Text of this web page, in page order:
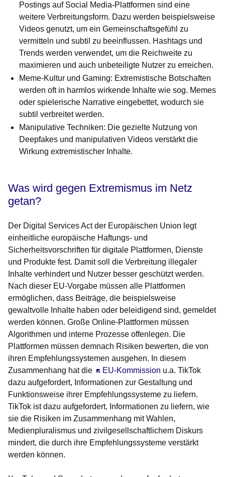
Postings auf Social Media-Plattformen sind eine
weitere Verbreitungsform. Dazu werden beispielsweise
Videos genutzt, um ein Gemeinschaftsgefühl zu
vermitteln und subtil zu beeinflussen. Hashtags und
Trends werden verwendet, um die Reichweite zu
maximieren und auch unbeteiligte Nutzer zu erreichen.
Meme-Kultur und Gaming: Extremistische Botschaften
werden oft in harmlos wirkende Inhalte wie sog. Memes
oder spielerische Narrative eingebettet, wodurch sie
subtil verbreitet werden.
Manipulative Techniken: Die gezielte Nutzung von
Deepfakes und manipulativen Videos verstärkt die
Wirkung extremistischer Inhalte.
Was wird gegen Extremismus im Netz
getan?
Der Digital Services Act der Europäischen Union legt
einheitliche europäische Haftungs- und
Sicherheitsvorschriften für digitale Plattformen, Dienste
und Produkte fest. Damit soll die Verbreitung illegaler
Inhalte verhindert und Nutzer besser geschützt werden.
Nach dieser EU-Vorgabe müssen alle Plattformen
ermöglichen, dass Beiträge, die beispielsweise
gewaltvolle Inhalte haben oder beleidigend sind, gemeldet
werden können. Große Online-Plattformen müssen
Algorithmen und interne Prozesse offenlegen. Die
Plattformen müssen demnach Risiken bewerten, die von
ihren Empfehlungssystemen ausgehen. In diesem
Zusammenhang hat die
EU-Kommission
Öffnet sich in einem neuen Fenster
u.a. TikTok
dazu aufgefordert, Informationen zur Gestaltung und
Funktionsweise ihrer Empfehlungssysteme zu liefern.
TikTok ist dazu aufgefordert, Informationen zu liefern, wie
sie die Risiken im Zusammenhang mit Wahlen,
Medienpluralismus und zivilgesellschaftlichem Diskurs
mindert, die durch ihre Empfehlungssysteme verstärkt
werden können.